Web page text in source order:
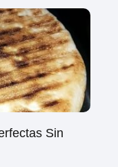
Sin